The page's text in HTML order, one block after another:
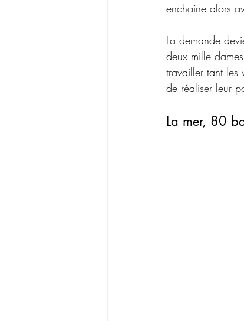
enchaîne alors
La demande
deux mille
travailler tant les
de réaliser leur
La mer, 80